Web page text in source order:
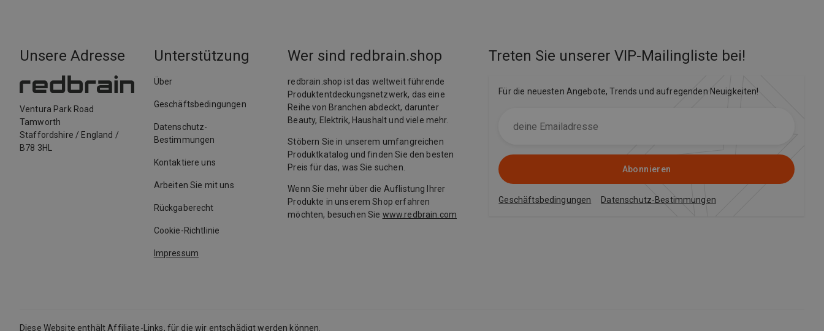
Unsere Adresse
Ventura Park Road
Tamworth
Staffordshire / England /
B78 3HL
Unterstützung
Über
Geschäftsbedingungen
Datenschutz-
Bestimmungen
Kontaktiere uns
Arbeiten Sie mit uns
Rückgaberecht
Cookie-Richtlinie
Impressum
Wer sind redbrain.shop
redbrain.shop ist das weltweit führende
Produktentdeckungsnetzwerk, das eine
Reihe von Branchen abdeckt, darunter
Beauty, Elektrik, Haushalt und viele mehr.
Stöbern Sie in unserem umfangreichen
Produktkatalog und finden Sie den besten
Preis für das, was Sie suchen.
Wenn Sie mehr über die Auflistung Ihrer
Produkte in unserem Shop erfahren
möchten, besuchen Sie www.redbrain.com
Treten Sie unserer VIP-Mailingliste bei!
Für die neuesten Angebote, Trends und aufregenden Neuigkeiten!
Abonnieren
Geschäftsbedingungen Datenschutz-Bestimmungen
Diese Website enthält Affiliate-Links, für die wir entschädigt werden können.